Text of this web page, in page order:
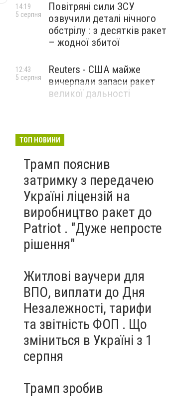
Повітряні сили ЗСУ
озвучили деталі нічного
обстрілу : з десятків ракет
– жодної збитої
14:19
5 серпня
Reuters - США майже
вичерпали запаси ракет
великої дальності
12:43
5 серпня
ТОП НОВИНИ
Трамп пояснив
затримку з передачею
Україні ліцензій на
виробництво ракет до
Patriot . "Дуже непросте
рішення"
Житлові ваучери для
ВПО, виплати до Дня
Незалежності, тарифи
та звітність ФОП . Що
зміниться в Україні з 1
серпня
Трамп зробив